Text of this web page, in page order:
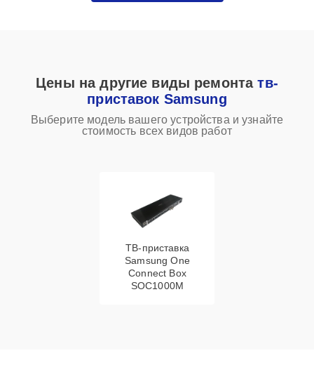
Цены на другие виды ремонтатв-
приставок Samsung
Выберите модель вашего устройства и узнайте
стоимость всех видов работ
ТВ-приставка
Samsung One
Connect Box
SOC1000M